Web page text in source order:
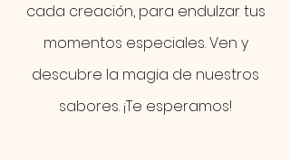
cada creación, para endulzar tus
momentos especiales. Ven y
descubre la magia de nuestros
sabores. ¡Te esperamos!